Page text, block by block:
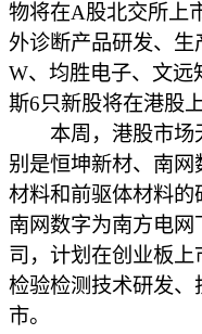
物将在A股北交所上
外诊断产品研发、
W、均胜电子、文远
斯6只新股将在港股上
本周，港股市场
别是恒坤新材、南
材料和前驱体材料
南网数字为南方电
司，计划在创业板
检验检测技术研发
市。